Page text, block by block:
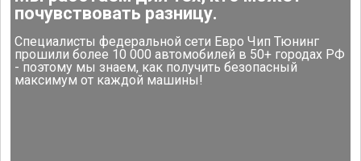
почувствовать разницу.
Специалисты федеральной сети Евро Чип Тюнинг
прошили более 10 000 автомобилей в 50+ городах РФ
- поэтому мы знаем, как получить безопасный
максимум от каждой машины!